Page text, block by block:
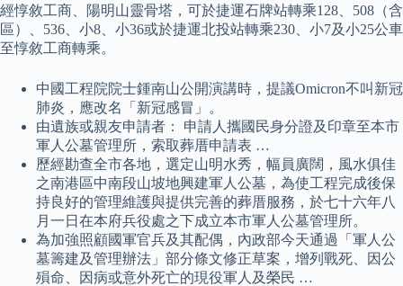
經惇敘工商、陽明山靈骨塔，可於捷運石牌站轉乘128、508（含
區）、536、小8、小36或於捷運北投站轉乘230、小7及小25公車
至惇敘工商轉乘。
中國工程院院士鍾南山公開演講時，提議Omicron不叫新冠
肺炎，應改名「新冠感冒」。
由遺族或親友申請者： 申請人攜國民身分證及印章至本市
軍人公墓管理所，索取葬厝申請表 …
歷經勘查全市各地，選定山明水秀，幅員廣闊，風水俱佳
之南港區中南段山坡地興建軍人公墓，為使工程完成後保
持良好的管理維護與提供完善的葬厝服務，於七十六年八
月一日在本府兵役處之下成立本市軍人公墓管理所。
為加強照顧國軍官兵及其配偶，內政部今天通過「軍人公
墓籌建及管理辦法」部分條文修正草案，增列戰死、因公
殞命、因病或意外死亡的現役軍人及榮民 …